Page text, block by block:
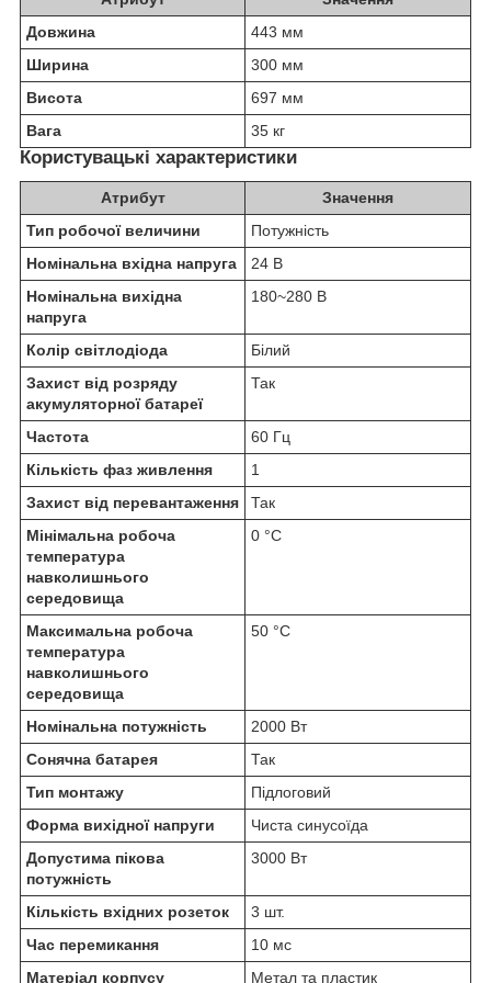
Довжина
443 мм
Ширина
300 мм
Висота
697 мм
Вага
35 кг
Користувацькі характеристики
Атрибут
Значення
Тип робочої величини
Потужність
Номінальна вхідна напруга
24 В
Номінальна вихідна
напруга
180~280 В
Колір світлодіода
Білий
Захист від розряду
акумуляторної батареї
Так
Частота
60 Гц
Кількість фаз живлення
1
Захист від перевантаження
Так
Мінімальна робоча
температура
навколишнього
середовища
0 °C
Максимальна робоча
температура
навколишнього
середовища
50 °C
Номінальна потужність
2000 Вт
Сонячна батарея
Так
Тип монтажу
Підлоговий
Форма вихідної напруги
Чиста синусоїда
Допустима пікова
потужність
3000 Вт
Кількість вхідних розеток
3 шт.
Час перемикання
10 мс
Матеріал корпусу
Метал та пластик